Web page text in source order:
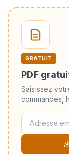
GRATUIT
PDF
Saisissez
commandes,